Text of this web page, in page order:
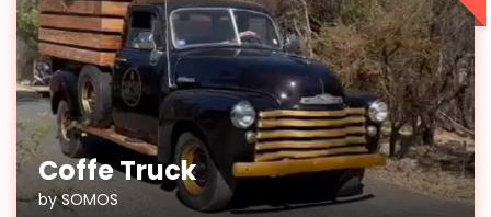
Coffe Truck
by SOMOS